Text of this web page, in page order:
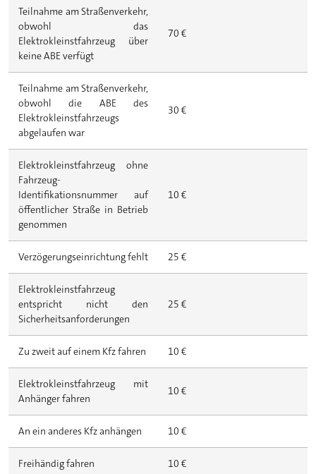
Teilnahme am Straßenverkehr,
obwohl das
Elektrokleinstfahrzeug über
keine ABE verfügt
70 €
Teilnahme am Straßenverkehr,
obwohl die ABE des
Elektrokleinstfahrzeugs
abgelaufen war
30 €
Elektrokleinstfahrzeug ohne
Fahrzeug-
Identifikationsnummer auf
öffentlicher Straße in Betrieb
genommen
10 €
Verzögerungseinrichtung fehlt 25 €
Elektrokleinstfahrzeug
entspricht nicht den
Sicherheitsanforderungen
25 €
Zu zweit auf einem Kfz fahren 10 €
Elektrokleinstfahrzeug mit
Anhänger fahren
10 €
An ein anderes Kfz anhängen 10 €
Freihändig fahren 10 €